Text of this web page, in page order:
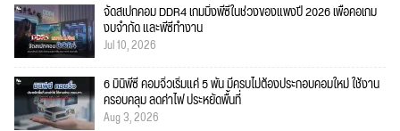
จัดสเปกคอม DDR4 เกมมิ่งพีซีในช่วงของแพงปี 2026 เพื่อคอเกม
งบจำกัด และพีซีทำงาน
Jul 10, 2026
6 มินิพีซี คอมจิ๋วเริ่มแค่ 5 พัน มีครบไม่ต้องประกอบคอมใหม่ ใช้งาน
ครอบคลุม ลดค่าไฟ ประหยัดพื้นที่
Aug 3, 2026